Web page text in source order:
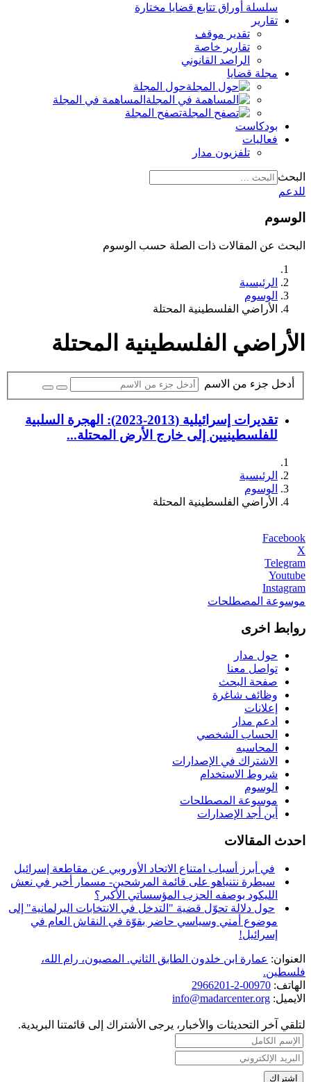
سلسلة أوراق تتابع قضايا مختارة
تقارير
تقدير موقف
تقارير خاصة
الراصد القانوني
مجلة قضايا
حول المجلة
المساهمة في المجلة
تصفح المجلة
بودكاست
فعاليات
تلفزيون مدار
البحث
للدعم
الوسوم
البحث عن المقالات ذات الصلة حسب الوسوم
الرئيسية
الوسوم
الأراضي الفلسطينية المحتلة
الأراضي الفلسطينية المحتلة
أدخل جزء من الاسم
تقديرات إسرائيلية (2013-2023): الهجرة السلبية
للفلسطينيين إلى خارج الأرض المحتلة...
الرئيسية
الوسوم
الأراضي الفلسطينية المحتلة
Facebook
X
Telegram
Youtube
Instagram
موسوعة المصطلحات
روابط اخرى
حول مدار
تواصل معنا
صفحة البحث
وظائف شاغرة
إعلانات
ادعم مدار
الحساب الشخصي
المحاسبه
الاشتراك في الإصدارات
شروط الاستخدام
الوسوم
موسوعة المصطلحات
أين أجد الإصدارات
احدث المقالات
في أبرز أسباب امتناع الاتحاد الأوروبي عن مقاطعة إسرائيل
سيطرة نتنياهو على قائمة المرشحين- مسمار أخير في نعش
الليكود بوصفه الحزب المؤسساتي الأكبر؟
حول دلالة تحوّل قضية "التدخل في الانتخابات البرلمانية" إلى
موضوع أمني وسياسي حاضر بقوّة في النقاش العام في
إسرائيل!
العنوان: عمارة ابن خلدون الطابق الثاني. المصيون، رام الله،
فلسطين.
الهاتف: 00970-2-2966201
الايميل: info@madarcenter.org
لتلقي آخر التحديثات والأخبار، يرجى الأشتراك إلى قائمتنا البريدية.